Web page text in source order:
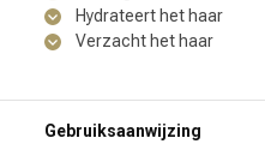
Hydrateert het haar
Verzacht het haar
Gebruiksaanwijzing